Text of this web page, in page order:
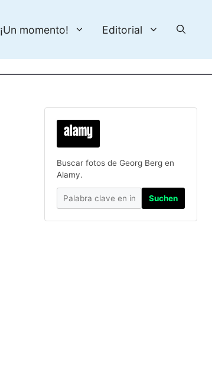
¡Un momento! Editorial
Buscar fotos de Georg Berg en
Alamy.
Suchen